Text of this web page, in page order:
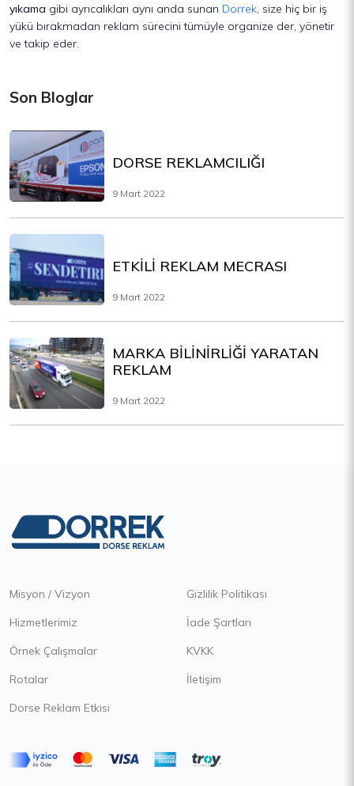
yıkama gibi ayrıcalıkları aynı anda sunan Dorrek, size hiç bir iş
yükü bırakmadan reklam sürecini tümüyle organize der, yönetir
ve takip eder.
Son Bloglar
DORSE REKLAMCILIĞI
9 Mart 2022
ETKİLİ REKLAM MECRASI
9 Mart 2022
MARKA BİLİNİRLİĞİ YARATAN
REKLAM
9 Mart 2022
Misyon / Vizyon
Hizmetlerimiz
Örnek Çalışmalar
Rotalar
Dorse Reklam Etkisi
Gizlilik Politikası
İade Şartları
KVKK
İletişim